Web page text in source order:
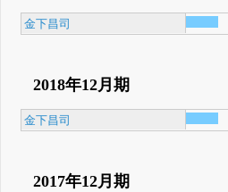
金下昌司
2018年12月期
金下昌司
2017年12月期